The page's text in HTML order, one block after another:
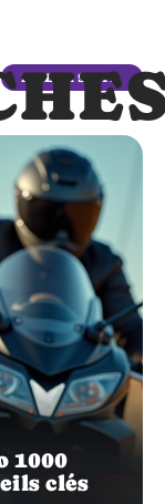
LIRE LA SUITE
1000
clés